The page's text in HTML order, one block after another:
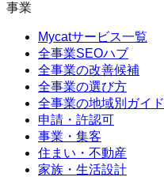
事業
Mycatサービス一覧
全事業SEOハブ
全事業の改善候補
全事業の選び方
全事業の地域別ガイド
申請・許認可
事業・集客
住まい・不動産
家族・生活設計